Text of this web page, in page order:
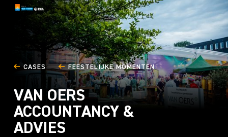
CASES FEESTELIJKE MOMENTEN
VAN OERS
ACCOUNTANCY &
ADVIES